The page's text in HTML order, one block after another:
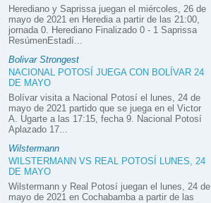
Herediano y Saprissa juegan el miércoles, 26 de
mayo de 2021 en Heredia a partir de las 21:00,
jornada 0. Herediano Finalizado 0 - 1 Saprissa
ResúmenEstadí...
Bolivar Strongest
NACIONAL POTOSÍ JUEGA CON BOLÍVAR 24
DE MAYO
Bolívar visita a Nacional Potosí el lunes, 24 de
mayo de 2021 partido que se juega en el Victor
A. Ugarte a las 17:15, fecha 9. Nacional Potosí
Aplazado 17...
Wilstermann
WILSTERMANN VS REAL POTOSÍ LUNES, 24
DE MAYO
Wilstermann y Real Potosí juegan el lunes, 24 de
mayo de 2021 en Cochabamba a partir de las